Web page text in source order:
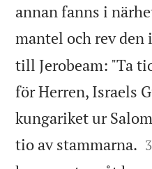
annan fanns i
mantel och rev den
till Jerobeam: "Ta
för Herren, Israels
kungariket ur
tio av stammarna. 